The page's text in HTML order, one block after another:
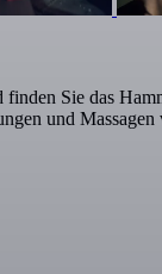
Sie das
und